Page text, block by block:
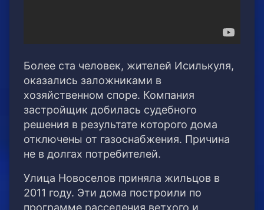
Более ста человек, жителей Исилькуля,
оказались заложниками в
хозяйственном споре. Компания
застройщик добилась судебного
решения в результате которого дома
отключены от газоснабжения. Причина
не в долгах потребителей.
Улица Новоселов приняла жильцов в
2011 году. Эти дома построили по